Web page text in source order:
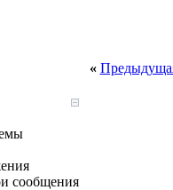
«
сообщения